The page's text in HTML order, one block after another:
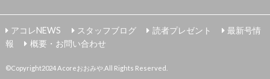
アコレNEWS スタッフブログ 読者プレゼント
最新号情
報
概要・お問い合わせ
©Copyright2024Acoreおおみや.All Rights Reserved.